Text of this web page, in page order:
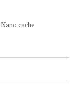
Nano cache